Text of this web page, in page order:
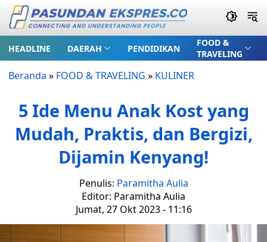
HEADLINE DAERAH PENDIDIKAN
FOOD &
TRAVELING
Beranda » FOOD & TRAVELING » KULINER
5 Ide Menu Anak Kost yang
Mudah, Praktis, dan Bergizi,
Dijamin Kenyang!
Penulis: Paramitha Aulia
Editor: Paramitha Aulia
Jumat, 27 Okt 2023 - 11:16